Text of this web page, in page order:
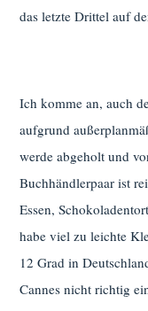
das letzte Drittel auf
Ich komme an, auch
aufgrund
werde abgeholt und
Buchhändlerpaar ist
Essen,
habe viel zu leichte
12 Grad in
Cannes nicht richtig